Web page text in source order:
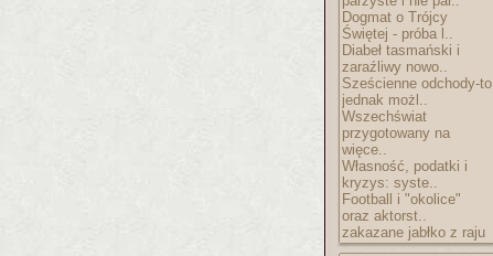
Dogmat o Trójcy
Świętej - próba l..
Diabeł tasmański i
zaraźliwy nowo..
Sześcienne odchody-to
jednak możl..
Wszechświat
przygotowany na
więce..
Własność, podatki i
kryzys: syste..
Football i "okolice"
oraz aktorst..
zakazane jabłko z raju